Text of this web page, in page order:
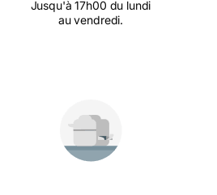
Jusqu'à 17h00 du lundi
au vendredi.